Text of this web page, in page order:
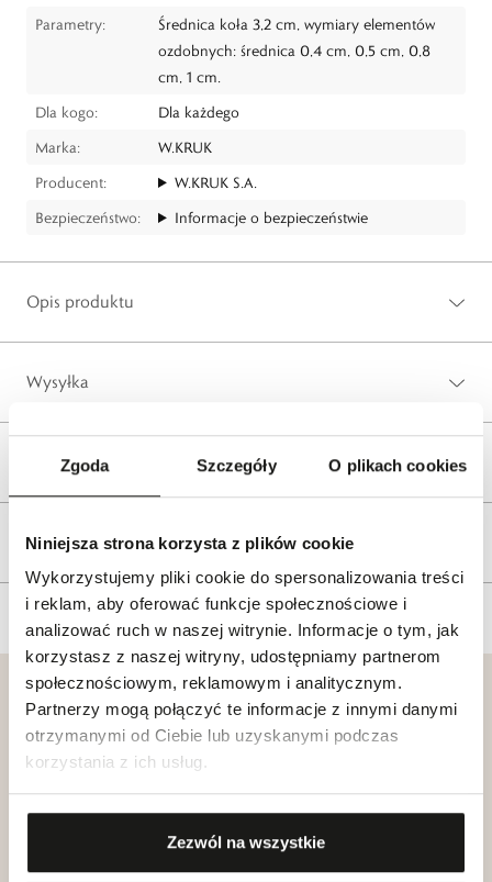
Zgoda Szczegóły O plikach cookies
Niniejsza strona korzysta z plików cookie
Wykorzystujemy pliki cookie do spersonalizowania treści
i reklam, aby oferować funkcje społecznościowe i
analizować ruch w naszej witrynie. Informacje o tym, jak
korzystasz z naszej witryny, udostępniamy partnerom
społecznościowym, reklamowym i analitycznym.
Partnerzy mogą połączyć te informacje z innymi danymi
otrzymanymi od Ciebie lub uzyskanymi podczas
korzystania z ich usług.
Zezwól na wszystkie
Parametry:
Średnica koła 3,2 cm, wymiary elementów
ozdobnych: średnica 0,4 cm, 0,5 cm, 0,8
cm, 1 cm.
Dla kogo:
Dla każdego
Marka:
W.KRUK
Producent:
W.KRUK S.A.
Bezpieczeństwo:
Informacje o bezpieczeństwie
Opis produktu
Wysyłka
Reklamacje i zwroty
Tagi
Klub dla
Przyjaciół
W.KRUK
Dołącz
Katalogi
W.KRUK
Zobacz